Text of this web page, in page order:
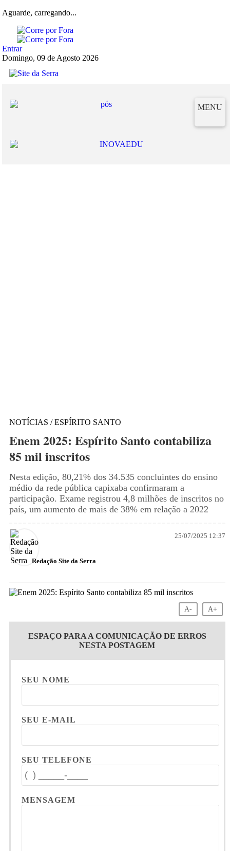
Aguarde, carregando...
Entrar
Domingo, 09 de Agosto 2026
MENU
NOTÍCIAS / ESPÍRITO SANTO
Enem 2025: Espírito Santo contabiliza
85 mil inscritos
Nesta edição, 80,21% dos 34.535 concluintes do ensino
médio da rede pública capixaba confirmaram a
participação. Exame registrou 4,8 milhões de inscritos no
país, um aumento de mais de 38% em relação a 2022
Redação Site da Serra
25/07/2025 12:37
A- A+
ESPAÇO PARA A COMUNICAÇÃO DE ERROS
NESTA POSTAGEM
SEU NOME
SEU E-MAIL
SEU TELEFONE
MENSAGEM